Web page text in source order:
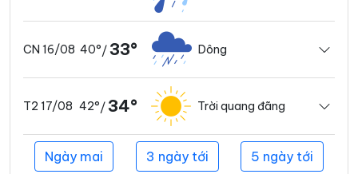
CN 16/08 40°/ 33° Dông
T2 17/08 42°/ 34° Trời quang đãng
Ngày mai 3 ngày tới 5 ngày tới